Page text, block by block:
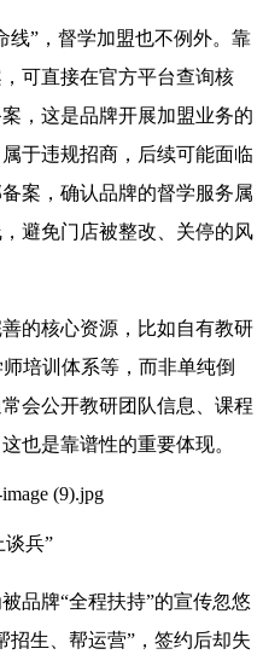
”，督学加盟也不例外。靠
可直接在官方平台查询核
，这是品牌开展加盟业务的
于违规招商，后续可能面临
案，确认品牌的督学服务属
避免门店被整改、关停的风
核心资源，比如自有教研
培训体系等，而非单纯倒
会公开教研团队信息、课程
也是靠谱性的重要体现。
兵”
牌“全程扶持”的宣传忽悠
生、帮运营”，签约后却失